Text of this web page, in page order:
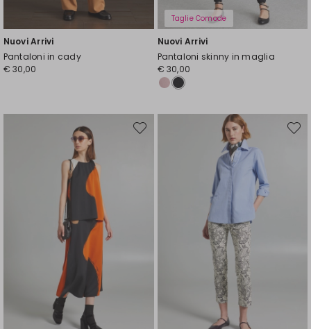
Nuovi Arrivi
Pantaloni in cady
€ 30,00
Taglie Comode
Nuovi Arrivi
Pantaloni skinny in maglia
€ 30,00
Sposta